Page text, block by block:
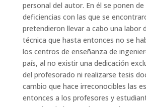
personal del autor. En él se ponen
deficiencias con las que se
pretendieron llevar a cabo una labor
técnica que hasta entonces no se
los centros de enseñanza de
país, al no existir una dedicación
del profesorado ni realizarse tesis
cambio que hace irreconocibles las
entonces a los profesores y